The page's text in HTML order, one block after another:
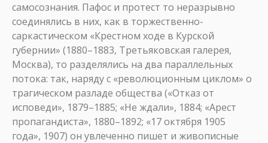
самосознания. Пафос и протест то неразрывно
соединялись в них, как в торжественно-
саркастическом «Крестном ходе в Курской
губернии» (1880–1883, Третьяковская галерея,
Москва), то разделялись на два параллельных
потока: так, наряду с «революционным циклом» о
трагическом разладе общества («Отказ от
исповеди», 1879–1885; «Не ждали», 1884; «Арест
пропагандиста», 1880–1892; «17 октября 1905
года», 1907) он увлеченно пишет и живописные